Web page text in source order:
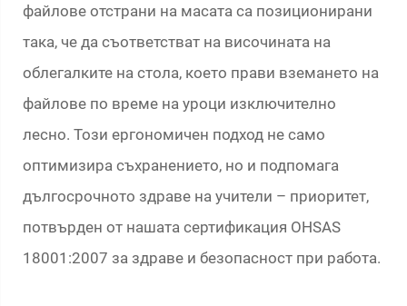
файлове отстрани на масата са позиционирани
така, че да съответстват на височината на
облегалките на стола, което прави вземането на
файлове по време на уроци изключително
лесно. Този ергономичен подход не само
оптимизира съхранението, но и подпомага
дългосрочното здраве на учители – приоритет,
потвърден от нашата сертификация OHSAS
18001:2007 за здраве и безопасност при работа.